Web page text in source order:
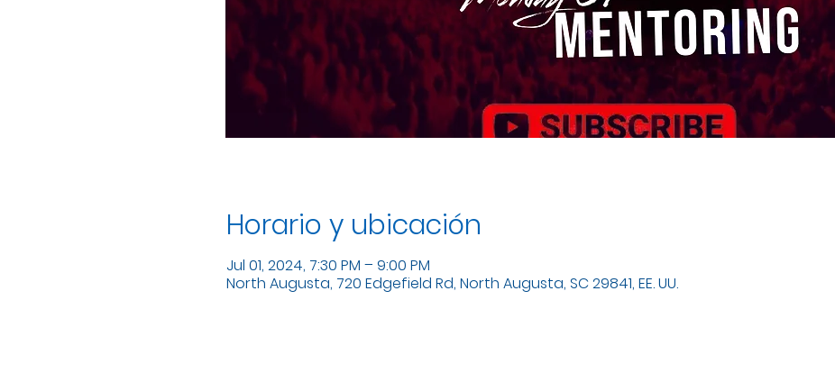
Horario y ubicación
Jul 01, 2024, 7:30 PM – 9:00 PM
North Augusta, 720 Edgefield Rd, North Augusta, SC 29841, EE. UU.